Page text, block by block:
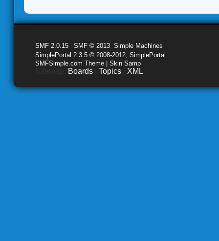
SMF 2.0.15 SMF © 2013 Simple Machines
SimplePortal 2.3.5 © 2008-2012, SimplePortal
SMFSimple.com Theme | Skin Samp
Boards Topics XML